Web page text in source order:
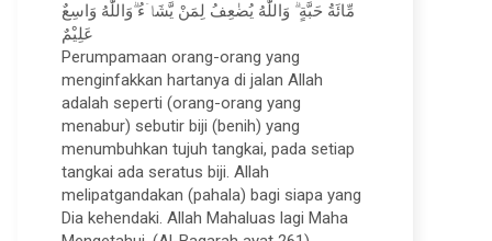
مِّائَةُ حَبَّةٍ ۗ وَاللّٰهُ يُضٰعِفُ لِمَنْ يَّشَاۤءُ ۗوَاللّٰهُ وَاسِعٌ
عَلِيْمٌ
Perumpamaan orang-orang yang
menginfakkan hartanya di jalan Allah
adalah seperti (orang-orang yang
menabur) sebutir biji (benih) yang
menumbuhkan tujuh tangkai, pada setiap
tangkai ada seratus biji. Allah
melipatgandakan (pahala) bagi siapa yang
Dia kehendaki. Allah Mahaluas lagi Maha